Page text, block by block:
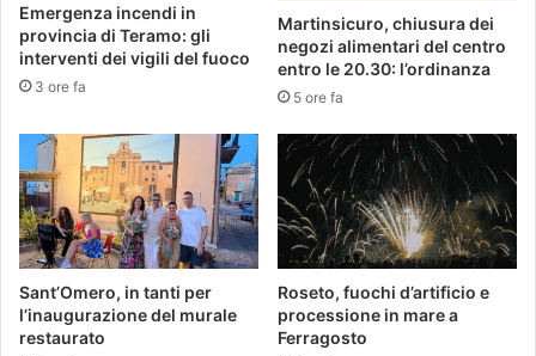
Emergenza incendi in
provincia di Teramo: gli
interventi dei vigili del fuoco
3 ore fa
Martinsicuro, chiusura dei
negozi alimentari del centro
entro le 20.30: l’ordinanza
5 ore fa
Sant’Omero, in tanti per
l’inaugurazione del murale
restaurato
Roseto, fuochi d’artificio e
processione in mare a
Ferragosto